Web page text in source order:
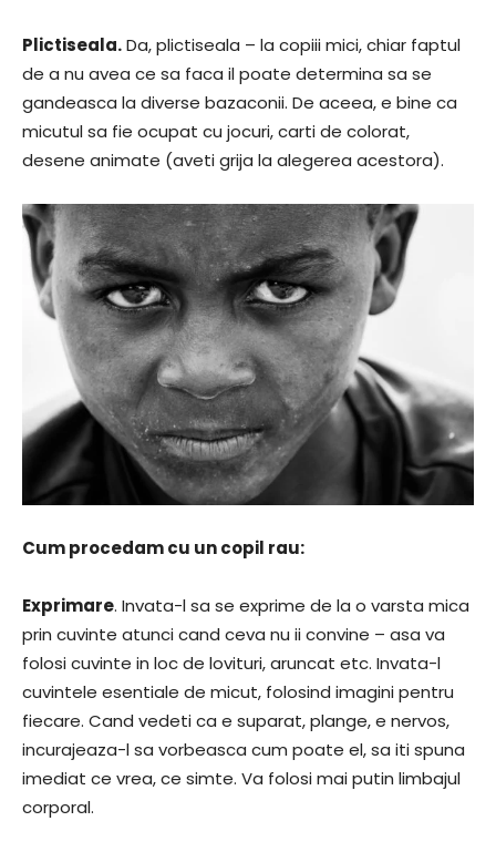
Plictiseala.Da, plictiseala – la copiii mici, chiar faptul
de a nu avea ce sa faca il poate determina sa se
gandeasca la diverse bazaconii. De aceea, e bine ca
micutul sa fie ocupat cu jocuri, carti de colorat,
desene animate (aveti grija la alegerea acestora).
Cum procedam cu un copil rau:
Exprimare. Invata-l sa se exprime de la o varsta mica
prin cuvinte atunci cand ceva nu ii convine – asa va
folosi cuvinte in loc de lovituri, aruncat etc. Invata-l
cuvintele esentiale de micut, folosind imagini pentru
fiecare. Cand vedeti ca e suparat, plange, e nervos,
incurajeaza-l sa vorbeasca cum poate el, sa iti spuna
imediat ce vrea, ce simte. Va folosi mai putin limbajul
corporal.